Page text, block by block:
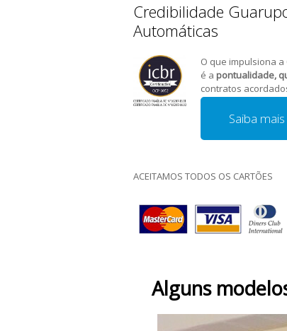
Credibilidade
Automáticas
O que impulsiona a
é a pontualidade,
contratos
Saiba mais
ACEITAMOS TODOS OS CARTÕES
Alguns